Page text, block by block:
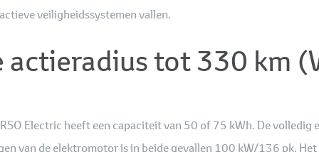
veiligheidssystemen vallen.
tot 330 km
Electric heeft een capaciteit van 50 of 75 kWh. De
van de elektromotor is in beide gevallen 100 kW/136 pk.